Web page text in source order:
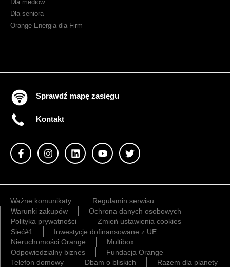
Dla mediów
Dla seniora
Orange Energia dla Firm
Sprawdź mapę zasięgu
Kontakt
Ważne komunikaty
Regulamin serwisu
Warunki zakupów
Ochrona danych osobowych
Polityka prywatności
Zmień ustawienia cookies
Sieć#1
Inwestycje dofinansowane z UE
Nieruchomości Orange
Multibox
Odpowiedzialny biznes
Fundacja Orange
Telefon domowy
Dbam o bliskich Razem dla planety